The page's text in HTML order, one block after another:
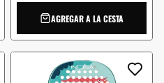
AGREGAR A LA CESTA